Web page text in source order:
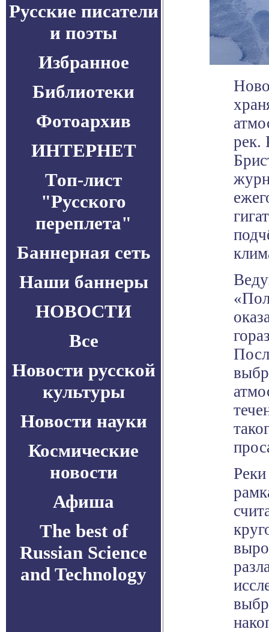
Русские писатели
и поэты
Избранное
Библиотеки
Фотоархив
ИНТЕРНЕТ
Топ-лист
"Русского
переплета"
Баннерная сеть
Наши баннеры
НОВОСТИ
Все
Новости русской
культуры
Новости науки
Космические
новости
Афиша
The best of
Russian Science
and Technology
рек.